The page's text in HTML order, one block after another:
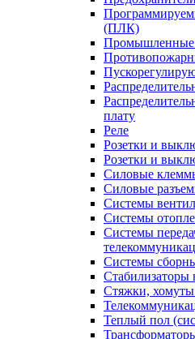
(ПЛК)
Промышленные
плату
Реле
Розетки и
Розетки и
Силовые
Силовые
Системы
Системы
Системы
Системы
Стабилизаторы
Стяжки,
Теплый пол